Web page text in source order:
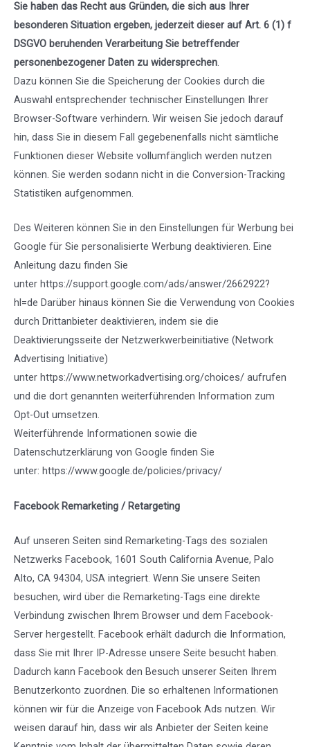
Sie haben das Recht aus Gründen, die sich aus Ihrer
besonderen Situation ergeben, jederzeit dieser auf Art. 6 (1) f
DSGVO beruhenden Verarbeitung Sie betreffender
personenbezogener Daten zu widersprechen.
Dazu können Sie die Speicherung der Cookies durch die
Auswahl entsprechender technischer Einstellungen Ihrer
Browser-Software verhindern. Wir weisen Sie jedoch darauf
hin, dass Sie in diesem Fall gegebenenfalls nicht sämtliche
Funktionen dieser Website vollumfänglich werden nutzen
können. Sie werden sodann nicht in die Conversion-Tracking
Statistiken aufgenommen.
Des Weiteren können Sie in den Einstellungen für Werbung bei
Google für Sie personalisierte Werbung deaktivieren. Eine
Anleitung dazu finden Sie
unter https://support.google.com/ads/answer/2662922?
hl=de Darüber hinaus können Sie die Verwendung von Cookies
durch Drittanbieter deaktivieren, indem sie die
Deaktivierungsseite der Netzwerkwerbeinitiative (Network
Advertising Initiative)
unter https://www.networkadvertising.org/choices/ aufrufen
und die dort genannten weiterführenden Information zum
Opt-Out umsetzen.
Weiterführende Informationen sowie die
Datenschutzerklärung von Google finden Sie
unter: https://www.google.de/policies/privacy/
Facebook Remarketing / Retargeting
Auf unseren Seiten sind Remarketing-Tags des sozialen
Netzwerks Facebook, 1601 South California Avenue, Palo
Alto, CA 94304, USA integriert. Wenn Sie unsere Seiten
besuchen, wird über die Remarketing-Tags eine direkte
Verbindung zwischen Ihrem Browser und dem Facebook-
Server hergestellt. Facebook erhält dadurch die Information,
dass Sie mit Ihrer IP-Adresse unsere Seite besucht haben.
Dadurch kann Facebook den Besuch unserer Seiten Ihrem
Benutzerkonto zuordnen. Die so erhaltenen Informationen
können wir für die Anzeige von Facebook Ads nutzen. Wir
weisen darauf hin, dass wir als Anbieter der Seiten keine